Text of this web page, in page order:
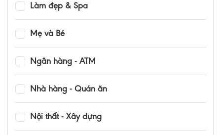
Làm đẹp & Spa
Mẹ và Bé
Ngân hàng - ATM
Nhà hàng - Quán ăn
Nội thất - Xây dựng